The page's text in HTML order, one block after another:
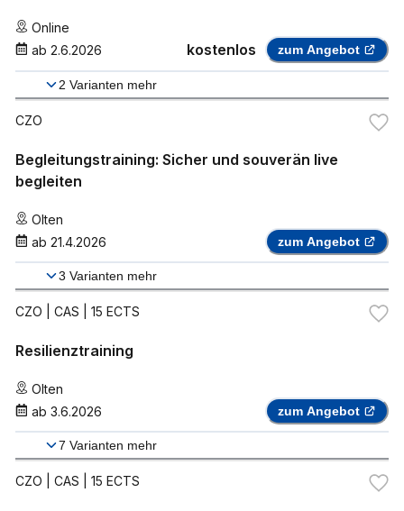
Online
ab 2.6.2026 kostenlos zum Angebot
2 Varianten mehr
CZO
Begleitungstraining: Sicher und souverän live
begleiten
Olten
ab 21.4.2026 zum Angebot
3 Varianten mehr
CZO | CAS | 15 ECTS
Resilienztraining
Olten
ab 3.6.2026 zum Angebot
7 Varianten mehr
CZO | CAS | 15 ECTS